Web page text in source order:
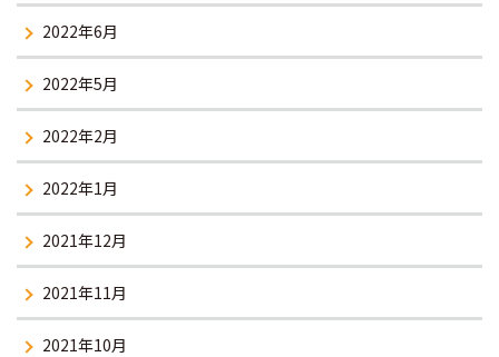
2022年6月
2022年5月
2022年2月
2022年1月
2021年12月
2021年11月
2021年10月